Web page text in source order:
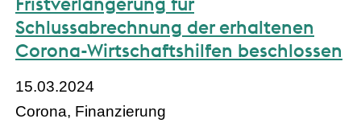
Schlussabrechnung der erhaltenen
Corona-Wirtschaftshilfen beschlossen
15.03.2024
Corona, Finanzierung